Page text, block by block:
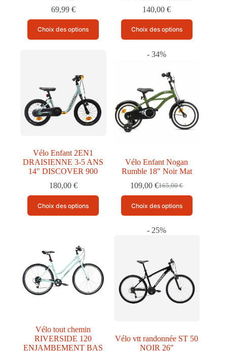
69,99 €
Choix des options
produit
a
options
peuvent
être
choisies
sur
produit
140,00€
Choix des options
produit
a
plusieurs
variations.
options
peuvent
être
choisies
sur
Vélo Enfant 2EN1
DRAISIENNE 3-5 ANS
14″ DISCOVER 900
180,00 €
Choix des options
produit
a
options
peuvent
être
choisies
produit
- 34%
Vélo Enfant Nogan
Rumble 18″ Noir Mat
165,00€
Le
initial
était :
165,00 €.
109,00€Le
actuel
est :
109,00 €.
Choix des options
produit
a
plusieurs
variations.
peuvent
être
choisies
sur
Vélo tout chemin
RIVERSIDE 120
ENJAMBEMENT BAS
- 25%
Vélo vtt randonnée ST 50
NOIR 26″